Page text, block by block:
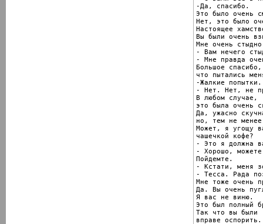
-Да, спасибо.
Это было очень
Нет, это было
Настоящее
Вы были очень
Мне очень
- Вам нечего
- Мне правда
Большое спасибо,
что пытались
-Жалкие попытки.
- Нет. Нет, не
В любом случае,
это была очень
Да, ужасно
но, тем не
Может, я угощу
чашечкой кофе?
- Это я должна
- Хорошо,
Пойдемте.
- Кстати, меня
- Тесса. Рада
Мне тоже очень
Да. Вы очень
Я вас не виню.
Это был полный
Так что вы были
вправе